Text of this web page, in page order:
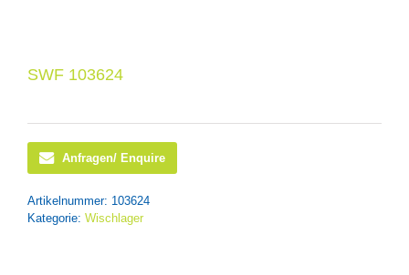
SWF 103624
Anfragen/ Enquire
Artikelnummer: 103624
Kategorie: Wischlager